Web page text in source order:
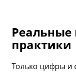
практики
Только цифры и